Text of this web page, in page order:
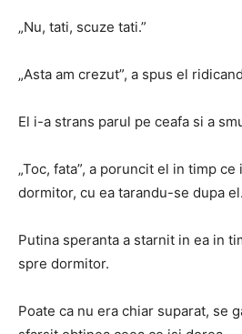
„Nu, tati, scuze tati.”
„Asta am crezut”, a spus el
El i-a strans parul pe ceafa si a
„Toc, fata”, a poruncit el in timp
dormitor, cu ea tarandu-se dupa el.
Putina speranta a starnit in ea in
spre dormitor.
Poate ca nu era chiar suparat, se